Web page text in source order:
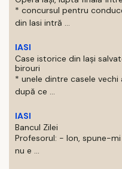
* concursul pentru
din Iasi intră ...
IASI
Case istorice din Iași
birouri
* unele dintre casele
după ce ...
IASI
Bancul Zilei
Profesorul: - Ion, spune-
nu e ...